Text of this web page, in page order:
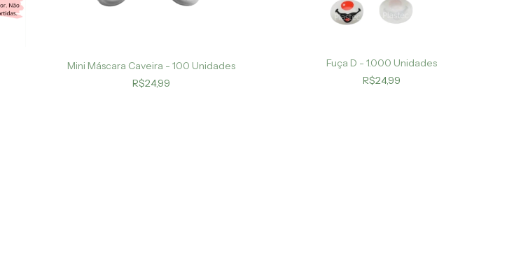
Mini Máscara Caveira - 100 Unidades
R$24,99
Fuça D - 1.000 Unidades
R$24,99